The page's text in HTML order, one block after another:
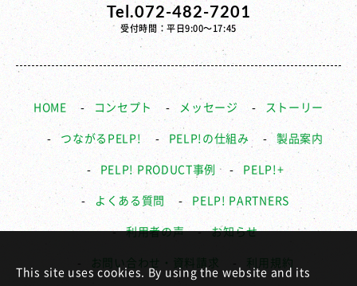
Tel.072-482-7201
受付時間：平日9:00〜17:45
HOME コンセプト メッセージ ストーリー
つながるPELP! PELP!の仕組み 製品案内
PELP! PRODUCT事例 PELP!+
よくある質問 PELP! PARTNERS
利用者の声 お知らせ
お問い合わせ・資料請求 利用規約
This site uses cookies. By using the website and its